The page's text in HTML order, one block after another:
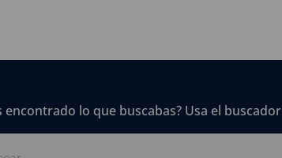
encontrado lo que buscabas? Usa el buscador